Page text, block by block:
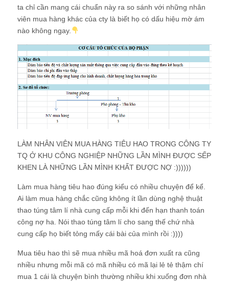
ta chỉ cần mang cái chuẩn này ra so sánh với những nhân
viên mua hàng khác của cty là biết họ có dấu hiệu mờ ám
nào không ngay.
LÀM NHÂN VIÊN MUA HÀNG TIÊU HAO TRONG CÔNG TY
TQ Ở KHU CÔNG NGHIỆP NHỮNG LẦN MÌNH ĐƯỢC SẾP
KHEN LÀ NHỮNG LẦN MÌNH KHẤT ĐƯỢC NỢ :))))))
Làm mua hàng tiêu hao đúng kiểu có nhiều chuyện để kể.
Ai làm mua hàng chắc cũng không ít lần dùng nghệ thuật
thao túng tâm lí nhà cung cấp mỗi khi đến hạn thanh toán
công nợ ha. Nói thao túng tâm lí cho sang thế chứ nhà
cung cấp họ biết tỏng mấy cái bài của mình rồi :))))
Mua tiêu hao thì sẽ mua nhiều mã hoá đơn xuất ra cũng
nhiều nhưng mỗi mã có mã nhiều có mã lại lẻ tẻ thậm chí
mua 1 cái là chuyện bình thường nhiều khi xuống đơn nhà